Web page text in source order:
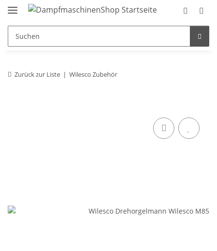
Zurück zur Liste Wilesco Zubehör